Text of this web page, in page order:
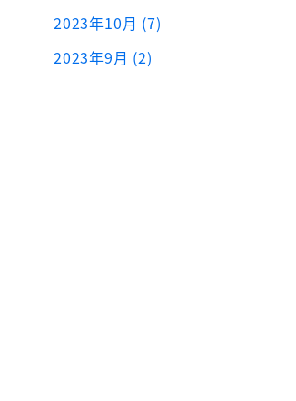
2023年10月 (7)
2023年9月 (2)